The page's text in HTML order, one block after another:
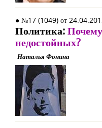
● №17 (1049) от
Политика:
недостойных?
Наталья Фонина